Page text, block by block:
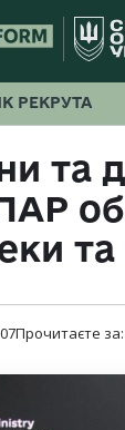
РЕКРУТА
та
та
Прочитаєте за: